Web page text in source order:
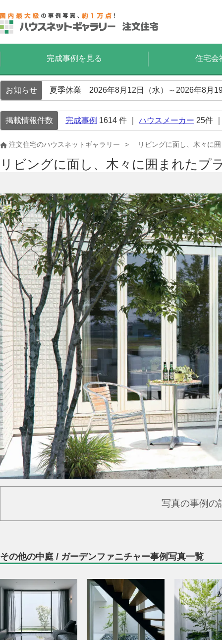
完成事例を見る 住宅会
お知らせ 夏季休業 2026年8月12日（水）～2026年8月
掲載情報件数 完成事例 1614 件 ｜ ハウスメーカー 25件
注文住宅のハウスネットギャラリー リビングに面し、木々に
リビングに面し、木々に囲まれたプ
写真の事例の
その他の中庭 / ガーデンファニチャー事例写真一覧